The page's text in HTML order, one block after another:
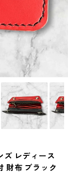
ズ レディース
財布 ブラック